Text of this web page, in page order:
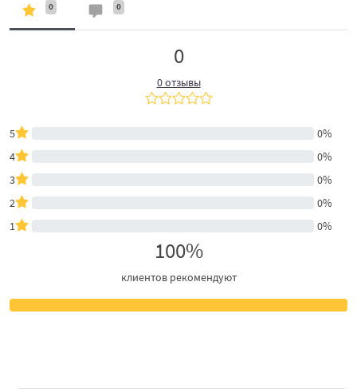
0 0
0
0 отзывы
5
0%
4
0%
3
0%
2
0%
1
0%
100%
клиентов рекомендуют